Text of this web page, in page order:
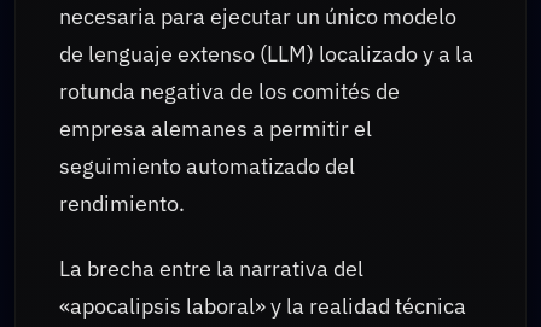
necesaria para ejecutar un único modelo
de lenguaje extenso (LLM) localizado y a la
rotunda negativa de los comités de
empresa alemanes a permitir el
seguimiento automatizado del
rendimiento.
La brecha entre la narrativa del
«apocalipsis laboral» y la realidad técnica